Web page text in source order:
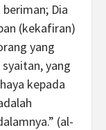
Dia
(kekafiran)
yang
yang
kepada
(al-